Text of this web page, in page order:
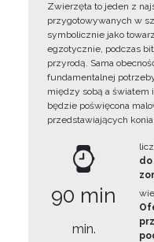
Zwierzęta to jeden z
przygotowywanych w
symbolicznie jako
egzotycznie, podczas
przyrodą. Sama
fundamentalnej
między sobą a światem
będzie poświęcona
przedstawiających konia.
90 min
min.
do